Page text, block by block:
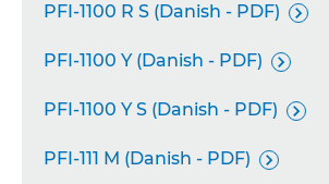
PFI-1100 R S (Danish - PDF) 
PFI-1100 Y (Danish - PDF) 
PFI-1100 Y S (Danish - PDF) 
PFI-111 M (Danish - PDF) 